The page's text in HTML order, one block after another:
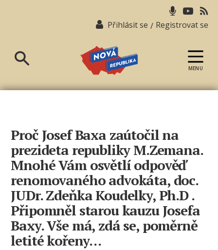
Přihlásit se / Registrovat se
republika
MENU
Proč Josef Baxa zaútočil na
prezideta republiky M.Zemana.
Mnohé Vám osvětlí odpověď
renomovaného advokáta, doc.
JUDr. Zdeňka Koudelky, Ph.D .
Připomněl starou kauzu Josefa
Baxy. Vše má, zdá se, poměrně
letité kořeny…